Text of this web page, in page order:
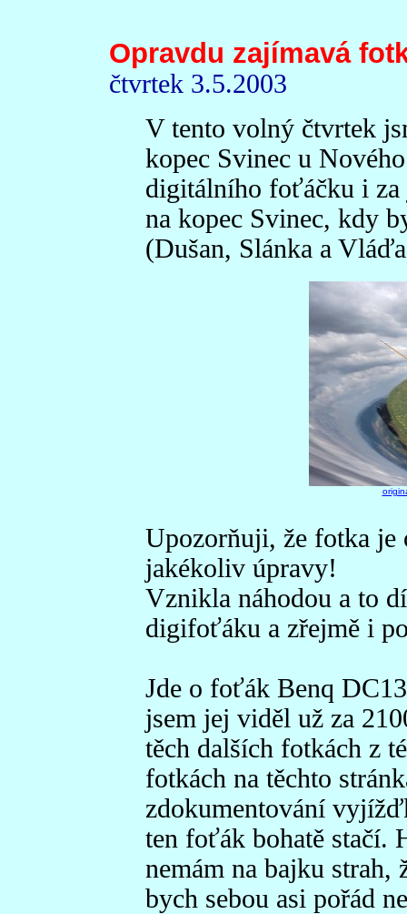
Opravdu zajímavá
čtvrtek 3.5.2003
V tento volný čtvrtek
kopec Svinec u
digitálního foťáčku i
na kopec Svinec, kdy
(Dušan, Slánka a
Upozorňuji, že fotka je
jakékoliv úpravy!
Vznikla náhodou a to
digifoťáku a zřejmě i
Jde o foťák Benq
jsem jej viděl už za
těch dalších fotkách z
fotkách na těchto
zdokumentování
ten foťák bohatě stačí.
nemám na bajku
bych sebou asi pořád